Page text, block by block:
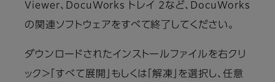
Viewer、DocuWorks トレイ 2など、DocuWorks
の関連ソフトウェアをすべて終了してください。
ダウンロードされたインストールファイルを右クリ
ック＞「すべて展開」もしくは「解凍」を選択し、任意